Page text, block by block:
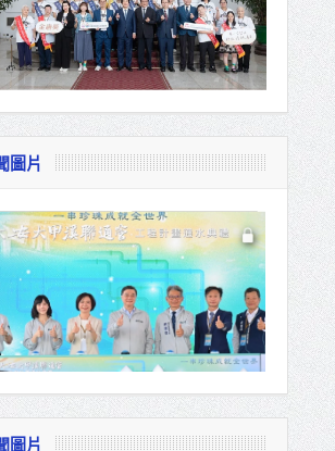
賓共同
圖片
圖片